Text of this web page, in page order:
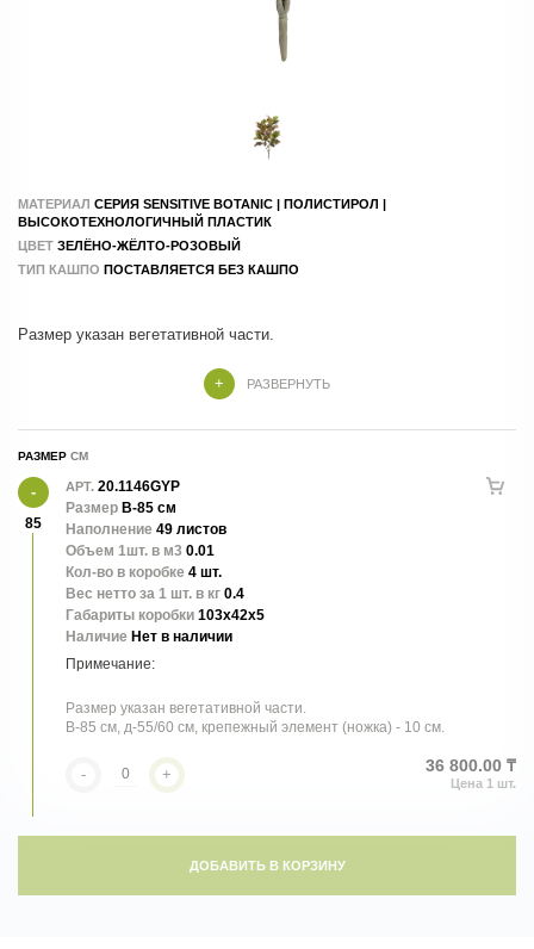
МАТЕРИАЛ СЕРИЯ SENSITIVE BOTANIC | ПОЛИСТИРОЛ |
ВЫСОКОТЕХНОЛОГИЧНЫЙ ПЛАСТИК
ЦВЕТ ЗЕЛЁНО-ЖЁЛТО-РОЗОВЫЙ
ТИП КАШПО ПОСТАВЛЯЕТСЯ БЕЗ КАШПО
В-85 см, д-55/60 см, крепеж- 10 см.РАЗВЕРНУТЬ
РАЗМЕР
85
АРТ. 20.1146GYP
Размер В-85 см
Наполнение 49 листов
Объем 1шт. в м3 0.01
Кол-во в коробке 4 шт.
Вес нетто за 1 шт. в кг 0.4
Габариты коробки 103x42x5
Наличие Нет в наличии
Размер указан вегетативной части.
В-85 см, д-55/60 см, крепежный элемент (ножка) - 10 см.
- + 36 800.00 ₸
ДОБАВИТЬ В КОРЗИНУ